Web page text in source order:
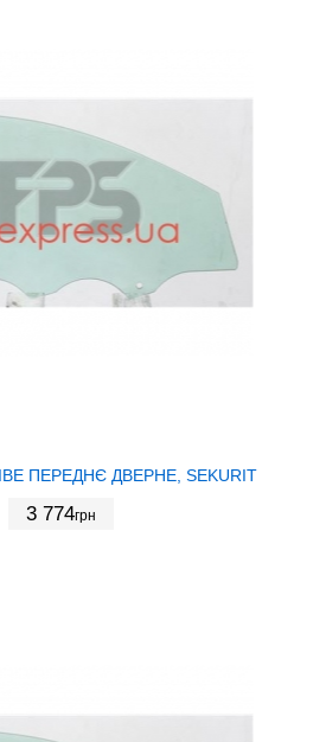
ПЕРЕДНЄ ДВЕРНЕ, SEKURIT
3 774грн